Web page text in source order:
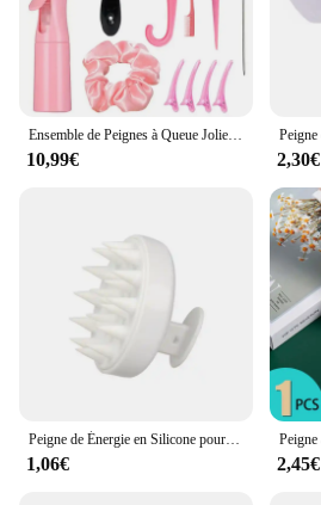
10,99€ 2,30€
1,06€ 2,45€